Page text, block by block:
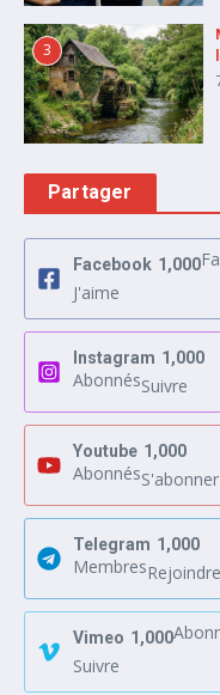
3
Partager
Facebook 1,000
J'aime
Instagram 1,000
AbonnésSuivre
Youtube 1,000
AbonnésS'abonner
Telegram 1,000
MembresRejoindre
Vimeo 1,000
Suivre